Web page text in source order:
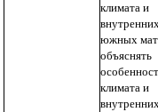
климата и
южных
объяснять
климата и